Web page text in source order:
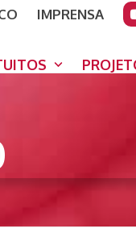
IMPRENSA